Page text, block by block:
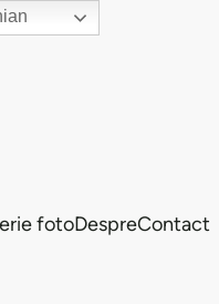
fotoDespreContact